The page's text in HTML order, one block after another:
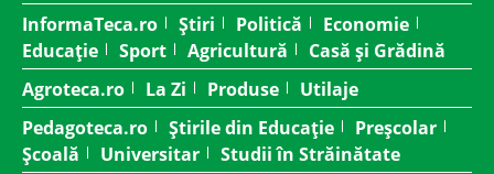
InformaTeca.ro
Știri Politică
Economie
Educație
Sport Agricultură
Casă și Grădină
Agroteca.ro
La Zi Produse
Utilaje
Pedagoteca.ro
Știrile din Educație
Preșcolar
Școală
Universitar Studii în Străinătate